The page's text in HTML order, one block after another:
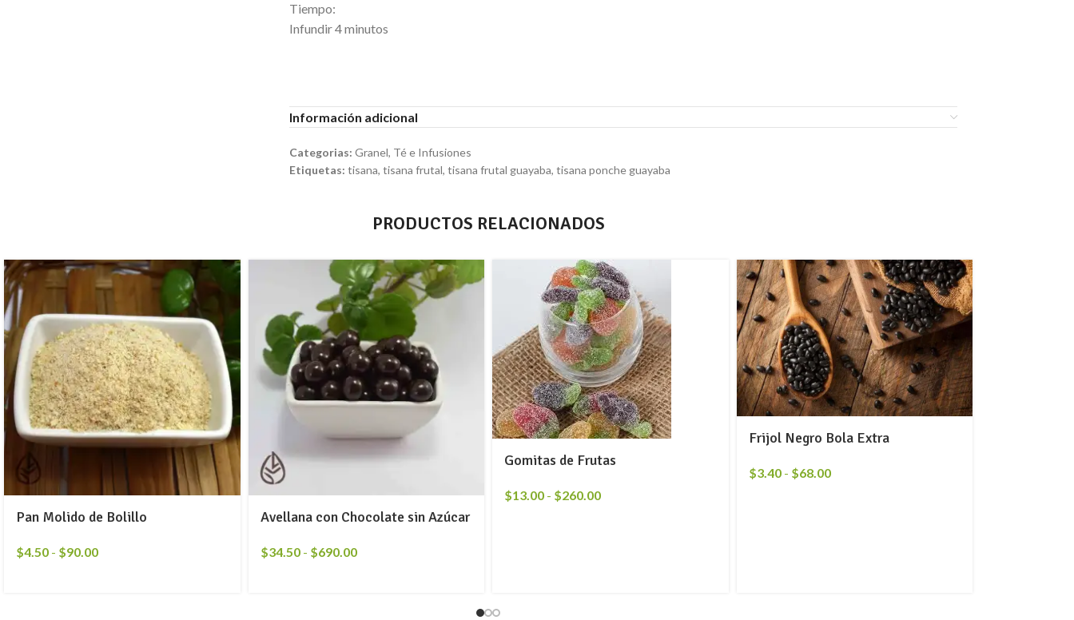
Tiempo:
Infundir 4 minutos
Información adicional
Categorias:Granel, Té e Infusiones
Etiquetas:tisana,tisana frutal,tisana frutal guayaba,tisana ponche guayaba
PRODUCTOS RELACIONADOS
Pan Molido de Bolillo
$4.50 - $90.00
Avellana con Chocolate sin Azúcar
$34.50 - $690.00
Gomitas de Frutas
$13.00 - $260.00
Frijol Negro Bola Extra
$3.40 - $68.00